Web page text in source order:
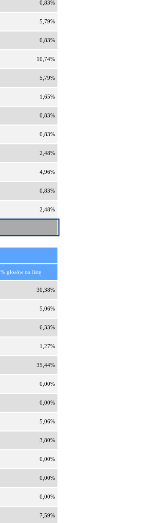
0,83%
5,79%
0,83%
10,74%
5,79%
1,65%
0,83%
0,83%
2,48%
4,96%
0,83%
2,48%
% głosów na listę
30,38%
5,06%
6,33%
1,27%
35,44%
0,00%
0,00%
5,06%
3,80%
0,00%
0,00%
0,00%
7,59%